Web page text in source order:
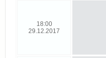
18:00
29.12.2017